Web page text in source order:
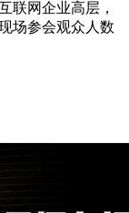
联网企业高层，
场参会观众人数